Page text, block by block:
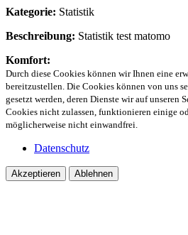
Kategorie: Statistik
Beschreibung: Statistik test matomo
Komfort:
Durch diese Cookies können wir Ihnen eine
bereitzustellen. Die Cookies können von uns
gesetzt werden, deren Dienste wir auf unseren
Cookies nicht zulassen, funktionieren einige
möglicherweise nicht einwandfrei.
Datenschutz
Akzeptieren Ablehnen